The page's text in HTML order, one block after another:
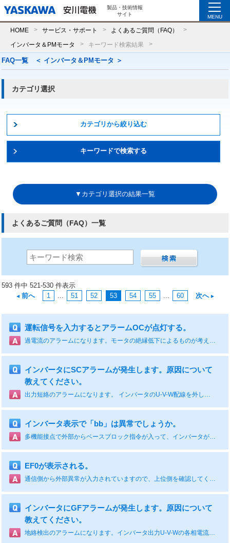
製品・技術情報
サイト
MENU
HOME サービス・サポート よくあるご質問（FAQ）
インバータ＆PMモータ キーワード検索結果
FAQ一覧 ＜ インバータ＆PMモータ ＞
カテゴリ選択
カテゴリから絞り込む
キーワードで検索する
▼カテゴリ選択の結果一覧
よくあるご質問（FAQ）一覧
593 件中 521-530 件表示
前へ
1 ... 51 52 53 54 55 ... 60 次へ
運転信号を入力するとアラームOCが点灯する。
過電流のアラームになります。モータの絶縁低下によるものが考えられます。絶縁抵抗測定を実施してください。
インバータにSCアラームが発生します。原因について
教えてください。
出力短絡のアラームになります。 インバータのU-V-W配線を外してもSCアラームが発生する場合はインバータ内部故障の可能性があります。インバータ交換を実施してください。 インバータのU-V-W配線を外すとSCアラームが発生しない場合は、モータおよびモータ配線の絶縁低下が考えられます。絶縁抵抗測定を実施してください。
インバータ表示で「bb」は異常でしょうか。
多機能接点で外部からベースブロック指令が入って、インバータが出力遮断状態となっています。これは異常ではありません。
EF0が表示される。
通信側から外部異常が入力されていますので、上位側を確認してください。
インバータにGFアラームが発生します。原因について
教えてください。
地絡検出のアラームになります。インバータ出力U-V-Wの各相電流のバランスが崩れています。原因は、モータの絶縁低下によるものが考えられます。モータの絶縁抵抗測定を実施してください。または、モータ配線やモータ内部抵抗がアンバランス状態、インバータ故障などが考えられます。